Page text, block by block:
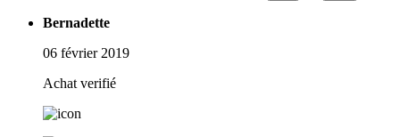
Bernadette
06 février 2019
Achat verifié